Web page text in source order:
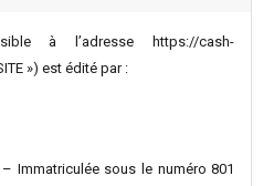
à l’adresse https://cash-
») est édité par :
Immatriculée sous le numéro 801